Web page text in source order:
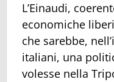
L’Einaudi,
economiche
che sarebbe,
italiani, una
volesse nella